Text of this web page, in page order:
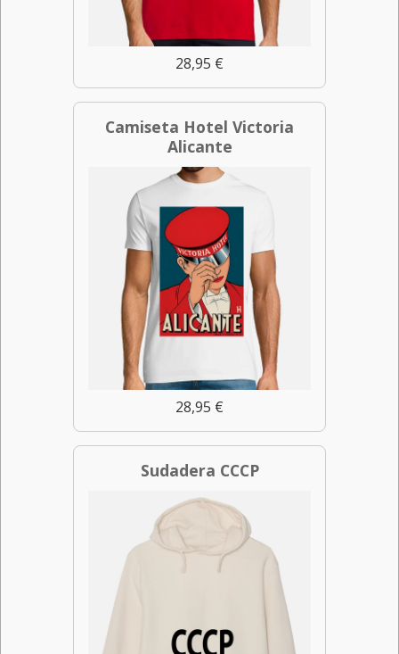
28,95 €
Camiseta Hotel Victoria
Alicante
28,95 €
Sudadera CCCP